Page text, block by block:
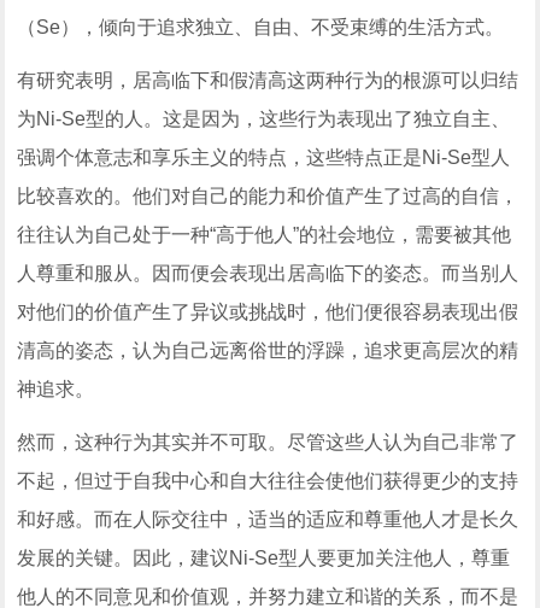
（Se），倾向于追求独立、自由、不受束缚的生活方式。
有研究表明，居高临下和假清高这两种行为的根源可以归结
为Ni-Se型的人。这是因为，这些行为表现出了独立自主、
强调个体意志和享乐主义的特点，这些特点正是Ni-Se型人
比较喜欢的。他们对自己的能力和价值产生了过高的自信，
往往认为自己处于一种“高于他人”的社会地位，需要被其他
人尊重和服从。因而便会表现出居高临下的姿态。而当别人
对他们的价值产生了异议或挑战时，他们便很容易表现出假
清高的姿态，认为自己远离俗世的浮躁，追求更高层次的精
神追求。
然而，这种行为其实并不可取。尽管这些人认为自己非常了
不起，但过于自我中心和自大往往会使他们获得更少的支持
和好感。而在人际交往中，适当的适应和尊重他人才是长久
发展的关键。因此，建议Ni-Se型人要更加关注他人，尊重
他人的不同意见和价值观，并努力建立和谐的关系，而不是